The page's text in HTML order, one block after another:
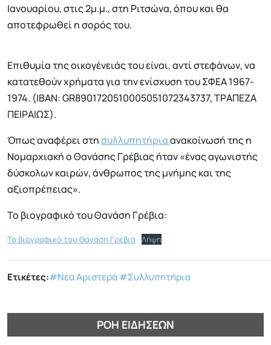
Ιανουαρίου, στις 2μ.μ., στη Ριτσώνα, όπου και θα
αποτεφρωθεί η σορός του.
Επιθυμία της οικογένειάς του είναι, αντί στεφάνων, να
κατατεθούν χρήματα για την ενίσχυση του ΣΦΕΑ 1967-
1974. (ΙΒΑΝ: GR8901720510005051072343737, ΤΡΑΠΕΖΑ
ΠΕΙΡΑΙΩΣ).
Όπως αναφέρει στησυλλυπητήριαανακοίνωσή της η
Νομαρχιακή ο Θανάσης Γρέβιας ήταν «ένας αγωνιστής
δύσκολων καιρών, άνθρωπος της μνήμης και της
αξιοπρέπειας».
Το βιογραφικό του Θανάση Γρέβια:
Το βιογραφικό του Θανάση Γρέβια Λήψη
Ετικέτες:#Νέα Αριστερά#Συλλυπητήρια
ΡΟΉ ΕΙΔΉΣΕΩΝ